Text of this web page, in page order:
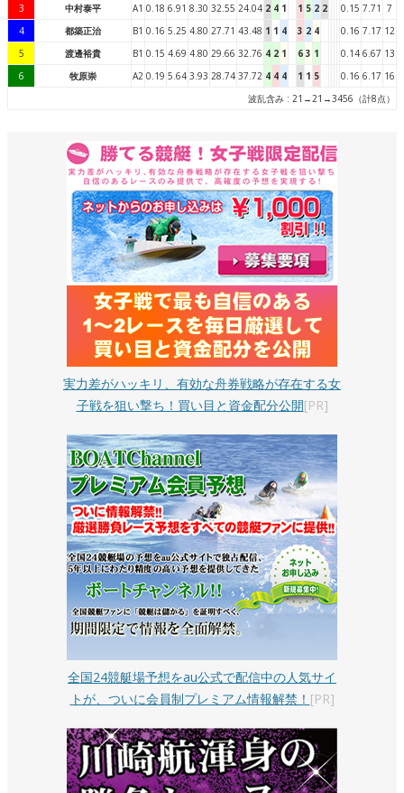
3
中村泰平 A1 0.18 6.91 8.30 32.55 24.04 2 4 1 1 5 2 2 0.15 7.71 7
4
都築正治 B1 0.16 5.25 4.80 27.71 43.48 1 1 4 3 2 4 0.16 7.17 12
5
渡邊裕貴 B1 0.15 4.69 4.80 29.66 32.76 4 2 1 6 3 1 0.14 6.67 13
6
牧原崇 A2 0.19 5.64 3.93 28.74 37.72 4 4 4 1 1 5 0.16 6.17 16
波乱含み : 21→21→3456（計8点）
実力差がハッキリ、有効な舟券戦略が存在する女
子戦を狙い撃ち！買い目と資金配分公開[PR]
全国24競艇場予想をau公式で配信中の人気サイ
トが、ついに会員制プレミアム情報解禁！ [PR]